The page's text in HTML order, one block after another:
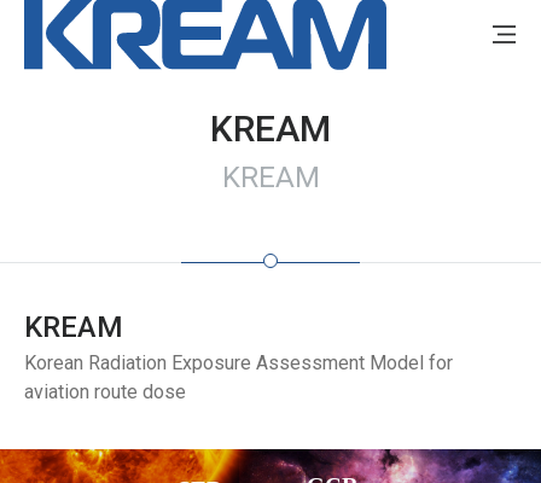
KREAM
KREAM
KREAM
Korean Radiation Exposure Assessment Model for
aviation route dose